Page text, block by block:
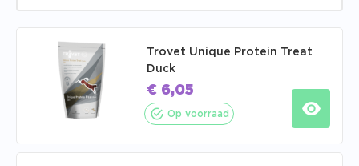
Trovet Unique Protein Treat
Duck
€ 6,05
Op voorraad